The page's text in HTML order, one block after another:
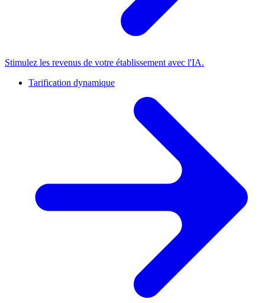
Stimulez les revenus de votre établissement avec l'IA.
Tarification dynamique